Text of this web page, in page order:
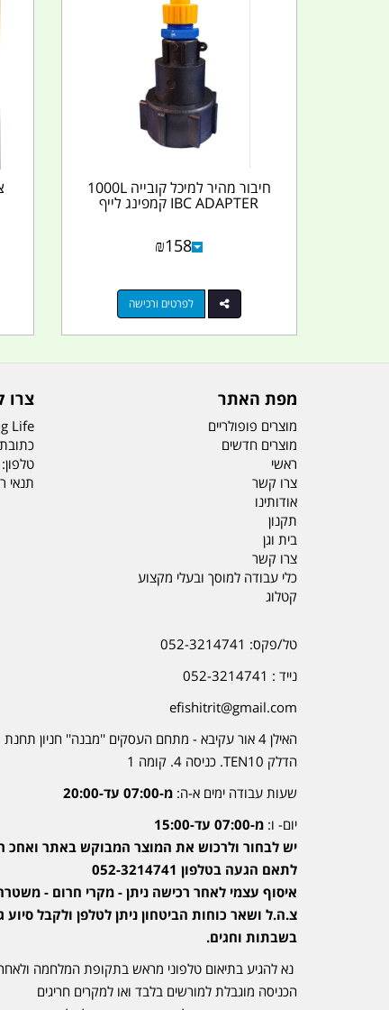
חיבור מהיר למיכל קובייה 1000L
IBC ADAPTER קמפינג לייף
₪158
לפרטים ורכישה
מפת האתר
מוצרים פופולריים
מוצרים חדשים
ראשי
צרו קשר
אודותינו
תקנון
בית וגן
צרו קשר
כלי עבודה למוסך ובעלי מקצוע
קטלוג
צרו
Life
כתובת: הדס
טלפון:
תנאי
טל/פקס: 052-3214741
נייד : 052-3214741
efishitrit@gmail.com
האילן 4 אור עקיבא - מתחם העסקים ''מבנה'' חניון תחנת
הדלק TEN10. כניסה 4. קומה 1
שעות עבודה ימים א-ה: מ-07:00 עד-20:00
יום- ו: מ-07:00 עד-15:00
יש לבחור ולרכוש את המוצר המבוקש באתר ואחכ
לתאם הגעה בטלפון 052-3214741
איסוף עצמי לאחר רכישה ניתן - מקרי חרום -
צ.ה.ל ושאר כוחות הביטחון ניתן לטלפן ולקבל סיוע
בשבתות וחגים.
נא להגיע בתיאום טלפוני מראש בתקופת המלחמה
הכניסה מוגבלת למורשים בלבד ואו למקרים חריגים